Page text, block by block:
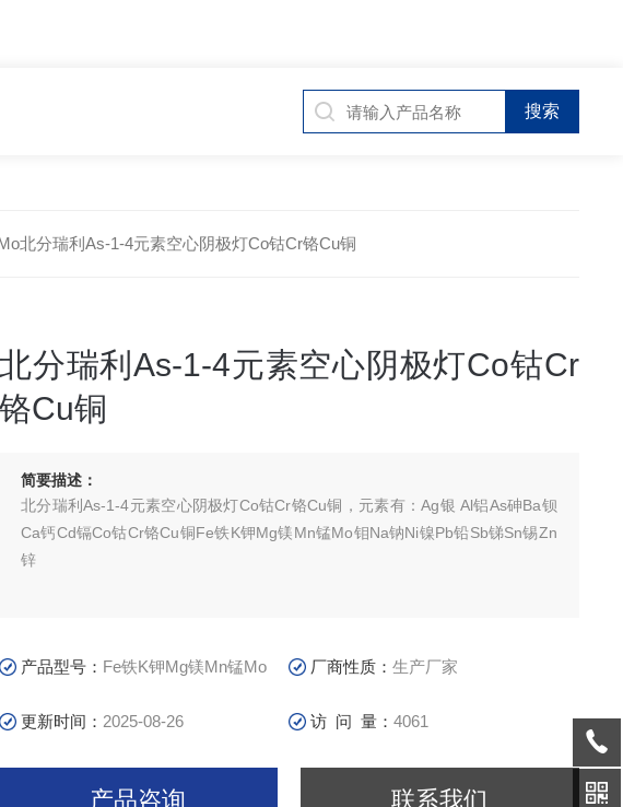
北分瑞利As-1-4元素空心阴极灯Co钴Cr铬Cu铜
北分瑞利As-1-4元素空心阴极灯Co钴Cr
铬Cu铜
简要描述：
北分瑞利As-1-4元素空心阴极灯Co钴Cr铬Cu铜，元素有：Ag银 Al铝As砷Ba钡
Ca钙Cd镉Co钴Cr铬Cu铜Fe铁K钾Mg镁Mn锰Mo钼Na钠Ni镍Pb铅Sb锑Sn锡Zn
锌
产品型号： Fe铁K钾Mg镁Mn锰Mo 厂商性质：生产厂家
更新时间： 2025-08-26 访 问 量：4061
产品咨询 联系我们